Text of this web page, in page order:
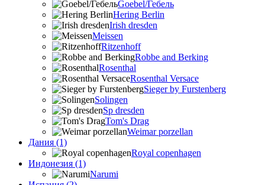
Goebel/Гебель
Hering Berlin
Irish dresden
Meissen
Ritzenhoff
Robbe and Berking
Rosenthal
Rosenthal Versace
Sieger by Furstenberg
Solingen
Sp dresden
Tom's Drag
Weimar porzellan
Дания (1)
Royal copenhagen
Индонезия (1)
Narumi